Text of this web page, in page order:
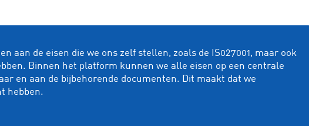
aan de eisen die we ons zelf stellen, zoals de IS027001, maar ook
Binnen het platform kunnen we alle eisen op een centrale
en aan de bijbehorende documenten. Dit maakt dat we
hebben.